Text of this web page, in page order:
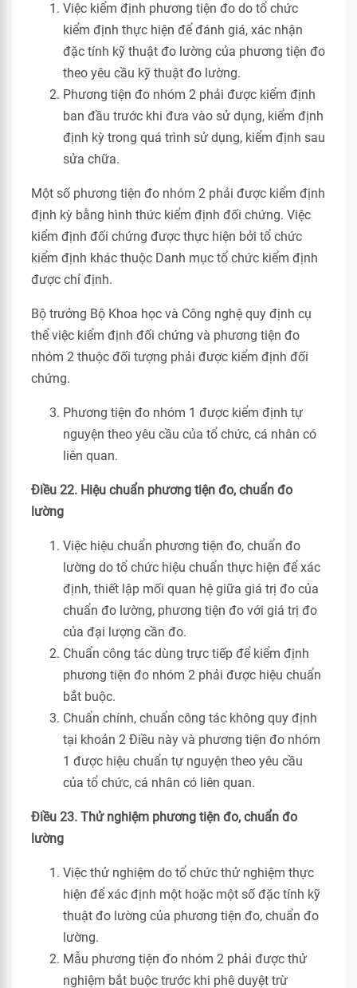
Việc kiểm định phương tiện đo do tổ chức
kiểm định thực hiện để đánh giá, xác nhận
đặc tính kỹ thuật đo lường của phương tiện đo
theo yêu cầu kỹ thuật đo lường.
Phương tiện đo nhóm 2 phải được kiểm định
ban đầu trước khi đưa vào sử dụng, kiểm định
định kỳ trong quá trình sử dụng, kiểm định sau
sửa chữa.
Một số phương tiện đo nhóm 2 phải được kiểm định
định kỳ bằng hình thức kiểm định đối chứng. Việc
kiểm định đối chứng được thực hiện bởi tổ chức
kiểm định khác thuộc Danh mục tổ chức kiểm định
được chỉ định.
Bộ trưởng Bộ Khoa học và Công nghệ quy định cụ
thể việc kiểm định đối chứng và phương tiện đo
nhóm 2 thuộc đối tượng phải được kiểm định đối
chứng.
Phương tiện đo nhóm 1 được kiểm định tự
nguyện theo yêu cầu của tổ chức, cá nhân có
liên quan.
Điều 22. Hiệu chuẩn phương tiện đo, chuẩn đo
lường
Việc hiệu chuẩn phương tiện đo, chuẩn đo
lường do tổ chức hiệu chuẩn thực hiện để xác
định, thiết lập mối quan hệ giữa giá trị đo của
chuẩn đo lường, phương tiện đo với giá trị đo
của đại lượng cần đo.
Chuẩn công tác dùng trực tiếp để kiểm định
phương tiện đo nhóm 2 phải được hiệu chuẩn
bắt buộc.
Chuẩn chính, chuẩn công tác không quy định
tại khoản 2 Điều này và phương tiện đo nhóm
1 được hiệu chuẩn tự nguyện theo yêu cầu
của tổ chức, cá nhân có liên quan.
Điều 23. Thử nghiệm phương tiện đo, chuẩn đo
lường
Việc thử nghiệm do tổ chức thử nghiệm thực
hiện để xác định một hoặc một số đặc tính kỹ
thuật đo lường của phương tiện đo, chuẩn đo
lường.
Mẫu phương tiện đo nhóm 2 phải được thử
nghiệm bắt buộc trước khi phê duyệt trừ